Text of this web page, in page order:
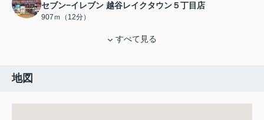
セブン−イレブン 越谷レイクタウン５丁目店
907ｍ（12分）
すべて見る
地図